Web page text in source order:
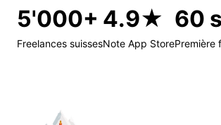
5'000+
Freelances suisses
4.9★
Note App Store
60
Première